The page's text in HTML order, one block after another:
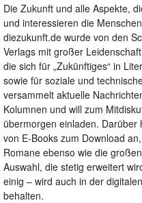
Die Zukunft und alle Aspekte,
und interessieren die
diezukunft.de wurde von den
Verlags mit großer
die sich für „Zukünftiges“ in
sowie für soziale und
versammelt aktuelle
Kolumnen und will zum
übermorgen einladen.
von E-Books zum Download
Romane ebenso wie die
Auswahl, die stetig erweitert
einig – wird auch in der
behalten.